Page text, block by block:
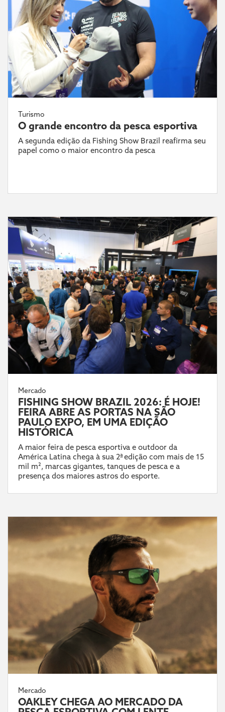
Turismo
O grande encontro da pesca esportiva
A segunda edição da Fishing Show Brazil reafirma seu
papel como o maior encontro da pesca
Mercado
FISHING SHOW BRAZIL 2026: É HOJE!
FEIRA ABRE AS PORTAS NA SÃO
PAULO EXPO, EM UMA EDIÇÃO
HISTÓRICA
A maior feira de pesca esportiva e outdoor da
América Latina chega à sua 2ª edição com mais de 15
mil m², marcas gigantes, tanques de pesca e a
presença dos maiores astros do esporte.
Mercado
OAKLEY CHEGA AO MERCADO DA